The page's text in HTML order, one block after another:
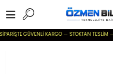
GÜVENLİ KARGO — STOKTAN TESLİM —